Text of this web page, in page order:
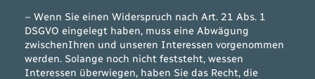
– Wenn Sie einen Widerspruch nach Art. 21 Abs. 1
DSGVO eingelegt haben, muss eine Abwägung
zwischenIhren und unseren Interessen vorgenommen
werden. Solange noch nicht feststeht, wessen
Interessen überwiegen, haben Sie das Recht, die